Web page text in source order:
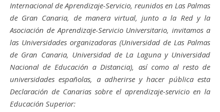
Internacional de Aprendizaje-Servicio, reunidos en Las Palmas
de Gran Canaria, de manera virtual, junto a la Red y la
Asociación de Aprendizaje-Servicio Universitario, invitamos a
las Universidades organizadoras (Universidad de Las Palmas
de Gran Canaria, Universidad de La Laguna y Universidad
Nacional de Educación a Distancia), así como al resto de
universidades españolas, a adherirse y hacer pública esta
Declaración de Canarias sobre el aprendizaje-servicio en la
Educación Superior: